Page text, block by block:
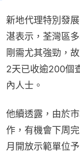
新地代理特別發
湛表示，荃灣區
剛需尤其強勁，
2天已收逾200個
內人士。
他續透露，由於
作，有機會下周
月開放示範單位